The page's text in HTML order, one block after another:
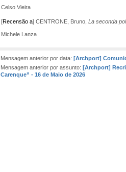
Celso Vieira
[Recensão a] CENTRONE, Bruno, La seconda
Michele Lanza
Mensagem anterior por data: [Archport]
Mensagem anterior por assunto: [Archport]
Carenque” - 16 de Maio de 2026